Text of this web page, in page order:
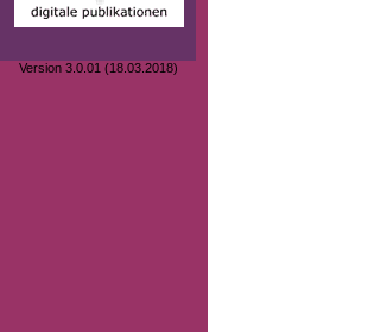
Version 3.0.01 (18.03.2018)